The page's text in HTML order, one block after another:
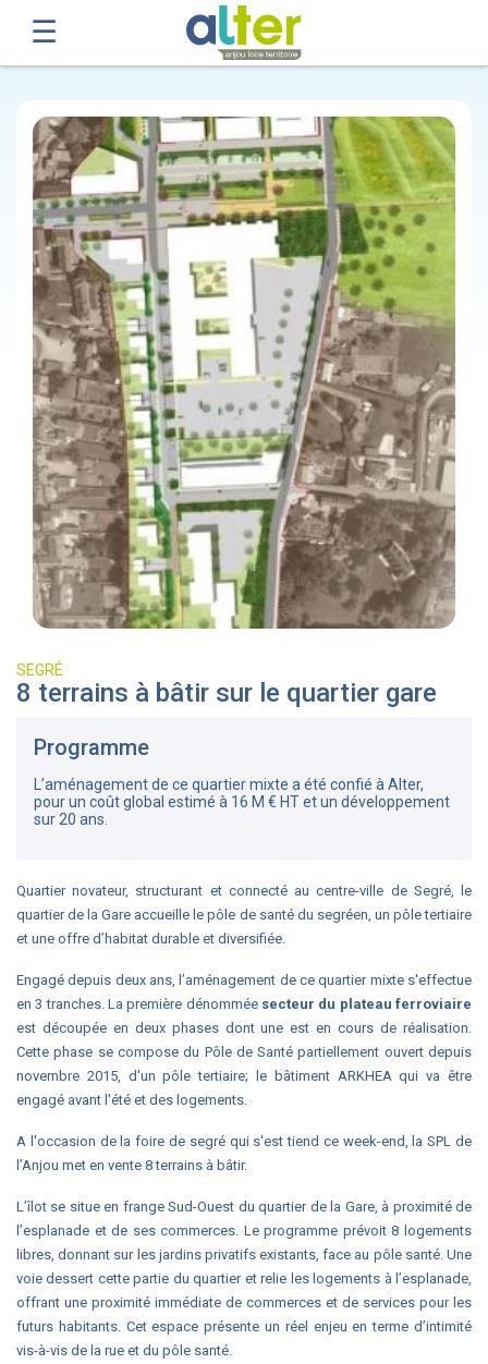
SEGRÉ
8 terrains à bâtir sur le quartier gare
Programme
L’aménagement de ce quartier mixte a été confié à Alter,
pour un coût global estimé à 16 M € HT et un développement
sur 20 ans.
Quartier novateur, structurant et connecté au centre-ville de Segré, le
quartier de la Gare accueille le pôle de santé du segréen, un pôle tertiaire
et une offre d’habitat durable et diversifiée.
Engagé depuis deux ans, l’aménagement de ce quartier mixte s'effectue
en 3 tranches. La première dénomméesecteur du plateau ferroviaire
est découpée en deux phases dont une est en cours de réalisation.
Cette phase se compose du Pôle de Santé partiellement ouvert depuis
novembre 2015, d'un pôle tertiaire; le bâtiment ARKHEA qui va être
engagé avant l'été et des logements.
A l'occasion de la foire de segré qui s'est tiend ce week-end, la SPL de
l’Anjou met en vente 8 terrains à bâtir.
L’îlot se situe en frange Sud-Ouest du quartier de la Gare, à proximité de
l’esplanade et de ses commerces. Le programme prévoit 8 logements
libres, donnant sur les jardins privatifs existants, face au pôle santé. Une
voie dessert cette partie du quartier et relie les logements à l’esplanade,
offrant une proximité immédiate de commerces et de services pour les
futurs habitants. Cet espace présente un réel enjeu en terme d’intimité
vis-à-vis de la rue et du pôle santé.